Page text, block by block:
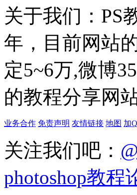
关于我们：PS
年，目前网站
定5~6万,微博
的教程分享网
业务合作 免责声明 友情链接 地图 加
关注我们吧：
photoshop教程